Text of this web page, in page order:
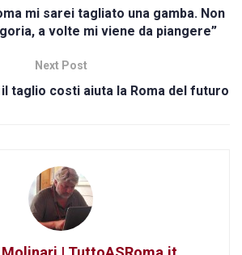
mi sarei tagliato una gamba. Non
a volte mi viene da piangere”
Next Post
taglio costi aiuta la Roma del futuro